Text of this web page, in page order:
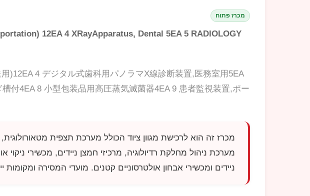
מכרז פתוח
12EA 4 XRayApparatus, Dental 5EA 5 RADIOLOGY
)12EA 4 デジタル式歯科用パノラマX線診断装置,医務室用5EA
付4EA 8 小型包装品用高圧蒸気滅菌器4EA 9 患者監視装置,ポー
מכרז זה הוא לרכישת מגוון ציוד הכולל מערכת תצפית
מערכת ניהול מחלקת רדיולוגיה, מרכיזי חמצן ניידים, מכשירי
ניידים ומכשירי אבחון אולטרסוניים קטנים. מועדי המסירה